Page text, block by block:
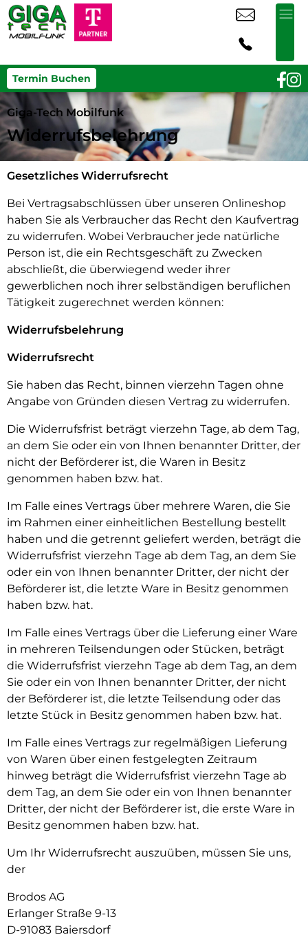
Termin Buchen
Giga-Tech Mobilfunk
Widerrufsbelehrung
Gesetzliches Widerrufsrecht
Bei Vertragsabschlüssen über unseren Onlineshop
haben Sie als Verbraucher das Recht den Kaufvertrag
zu widerrufen. Wobei Verbraucher jede natürliche
Person ist, die ein Rechtsgeschäft zu Zwecken
abschließt, die überwiegend weder ihrer
gewerblichen noch ihrer selbständigen beruflichen
Tätigkeit zugerechnet werden können:
Widerrufsbelehrung
Widerrufsrecht
Sie haben das Recht, binnen vierzehn Tagen ohne
Angabe von Gründen diesen Vertrag zu widerrufen.
Die Widerrufsfrist beträgt vierzehn Tage, ab dem Tag,
an dem Sie oder ein von Ihnen benannter Dritter, der
nicht der Beförderer ist, die Waren in Besitz
genommen haben bzw. hat.
Im Falle eines Vertrags über mehrere Waren, die Sie
im Rahmen einer einheitlichen Bestellung bestellt
haben und die getrennt geliefert werden, beträgt die
Widerrufsfrist vierzehn Tage ab dem Tag, an dem Sie
oder ein von Ihnen benannter Dritter, der nicht der
Beförderer ist, die letzte Ware in Besitz genommen
haben bzw. hat.
Im Falle eines Vertrags über die Lieferung einer Ware
in mehreren Teilsendungen oder Stücken, beträgt
die Widerrufsfrist vierzehn Tage ab dem Tag, an dem
Sie oder ein von Ihnen benannter Dritter, der nicht
der Beförderer ist, die letzte Teilsendung oder das
letzte Stück in Besitz genommen haben bzw. hat.
Im Falle eines Vertrags zur regelmäßigen Lieferung
von Waren über einen festgelegten Zeitraum
hinweg beträgt die Widerrufsfrist vierzehn Tage ab
dem Tag, an dem Sie oder ein von Ihnen benannter
Dritter, der nicht der Beförderer ist, die erste Ware in
Besitz genommen haben bzw. hat.
Um Ihr Widerrufsrecht auszuüben, müssen Sie uns,
der
Brodos AG
Erlanger Straße 9-13
D-91083 Baiersdorf